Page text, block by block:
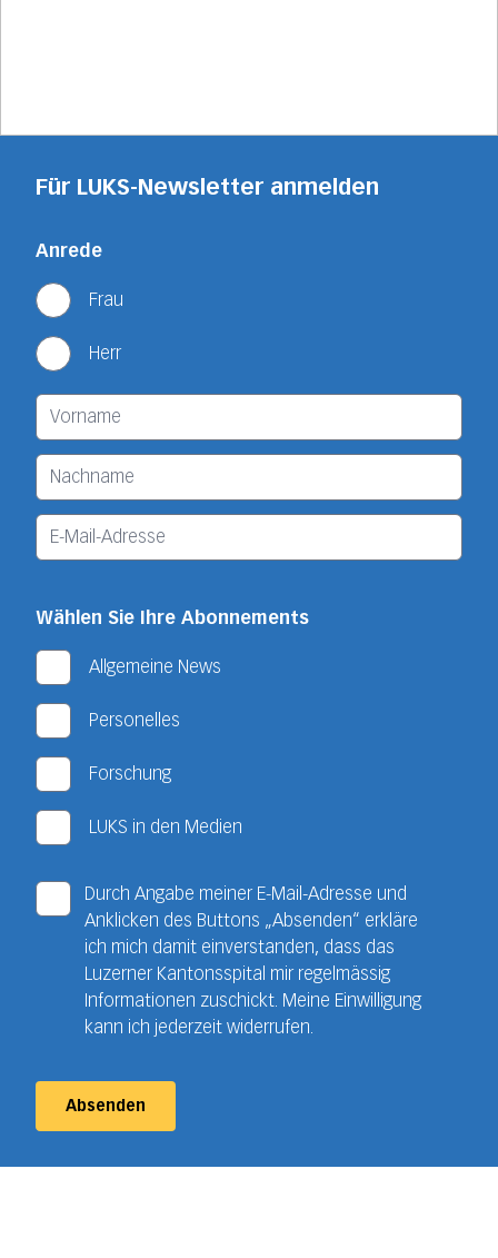
Für LUKS-Newsletter anmelden
Anrede
Frau
Herr
Wählen Sie Ihre Abonnements
Allgemeine News
Personelles
Forschung
LUKS in den Medien
Durch Angabe meiner E-Mail-Adresse und
Anklicken des Buttons „Absenden“ erkläre
ich mich damit einverstanden, dass das
Luzerner Kantonsspital mir regelmässig
Informationen zuschickt. Meine Einwilligung
kann ich jederzeit widerrufen.
Absenden